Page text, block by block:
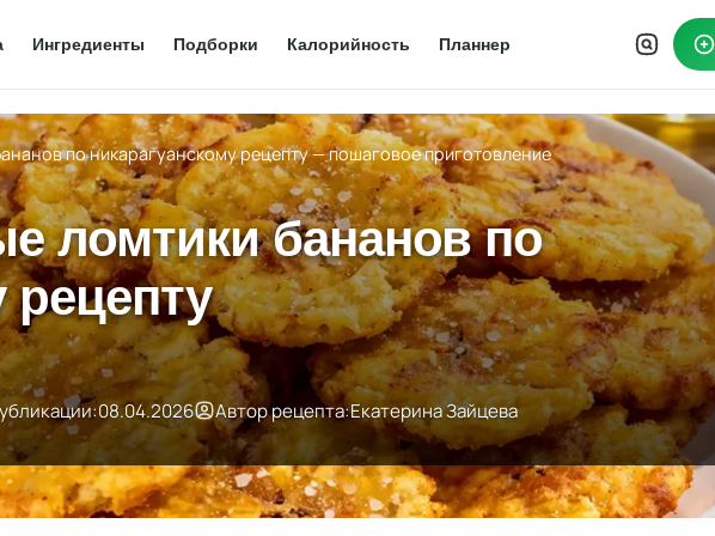
Ингредиенты Подборки Калорийность Планнер
по никарагуанскому рецепту — пошаговое приготовление
ломтики бананов по
рецепту
08.04.2026 Автор рецепта:Екатерина Зайцева